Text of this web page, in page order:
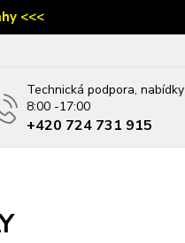
<<<
Technická podpora, nabídky
8:00 -17:00
‭+420 724 731 915